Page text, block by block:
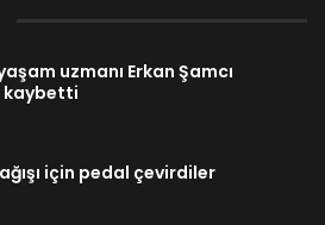
uzmanı Erkan Şamcı
kaybetti
için pedal çevirdiler